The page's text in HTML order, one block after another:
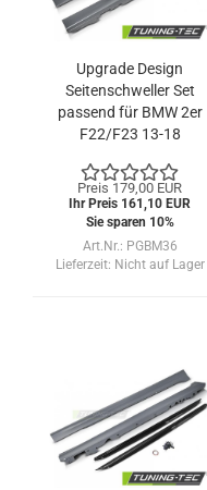
Upgrade Design
Seitenschweller Set
passend für BMW 2er
F22/F23 13-18
Preis 179,00 EUR
Ihr Preis 161,10 EUR
Sie sparen 10%
Art.Nr.: PGBM36
Lieferzeit: Nicht auf Lager